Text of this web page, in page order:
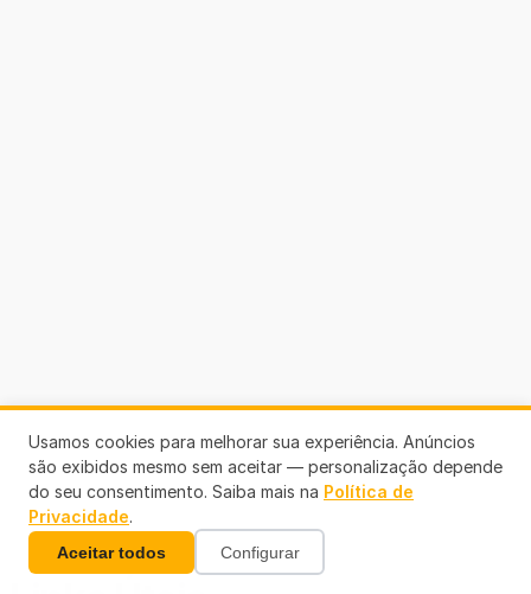
Usamos cookies para melhorar sua experiência. Anúncios
são exibidos mesmo sem aceitar — personalização depende
do seu consentimento. Saiba mais na Política de
Privacidade.
Aceitar todos Configurar